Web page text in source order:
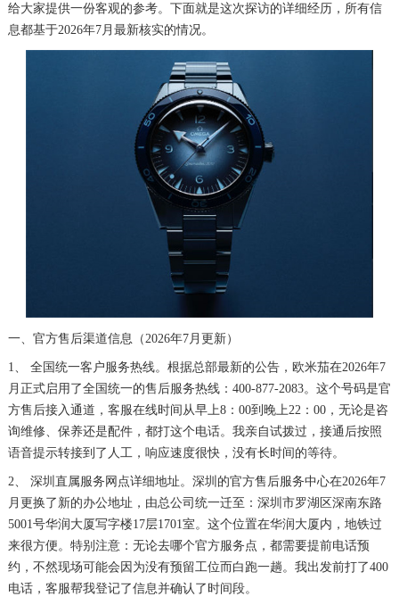
给大家提供一份客观的参考。下面就是这次探访的详细经历，所有信
息都基于2026年7月最新核实的情况。
一、官方售后渠道信息（2026年7月更新）
1、 全国统一客户服务热线。根据总部最新的公告，欧米茄在2026年7
月正式启用了全国统一的售后服务热线：400-877-2083。这个号码是官
方售后接入通道，客服在线时间从早上8：00到晚上22：00，无论是咨
询维修、保养还是配件，都打这个电话。我亲自试拨过，接通后按照
语音提示转接到了人工，响应速度很快，没有长时间的等待。
2、 深圳直属服务网点详细地址。深圳的官方售后服务中心在2026年7
月更换了新的办公地址，由总公司统一迁至：深圳市罗湖区深南东路
5001号华润大厦写字楼17层1701室。这个位置在华润大厦内，地铁过
来很方便。特别注意：无论去哪个官方服务点，都需要提前电话预
约，不然现场可能会因为没有预留工位而白跑一趟。我出发前打了400
电话，客服帮我登记了信息并确认了时间段。